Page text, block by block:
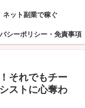
ネット副業で稼ぐ
シーポリシー・免責事項
それでもチー
ストに心奪わ